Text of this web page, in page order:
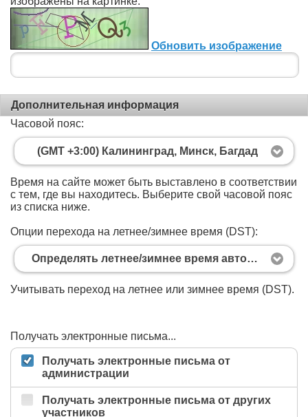
Обновить изображение
Дополнительная информация
Часовой пояс:
(GMT +3:00) Калининград, Минск, Багдад
Время на сайте может быть выставлено в соответствии
с тем, где вы находитесь. Выберите свой часовой пояс
из списка ниже.
Опции перехода на летнее/зимнее время (DST):
Определять летнее/зимнее время автоматически
Учитывать переход на летнее или зимнее время (DST).
Получать электронные письма...
Получать электронные письма от
администрации
Получать электронные письма от других
участников